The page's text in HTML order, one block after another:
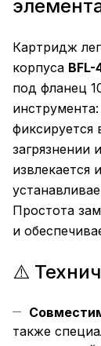
Картридж
корпуса BFL-
под фланец
фиксируется
загрязнении
извлекается
Простота
и
⚠️
также